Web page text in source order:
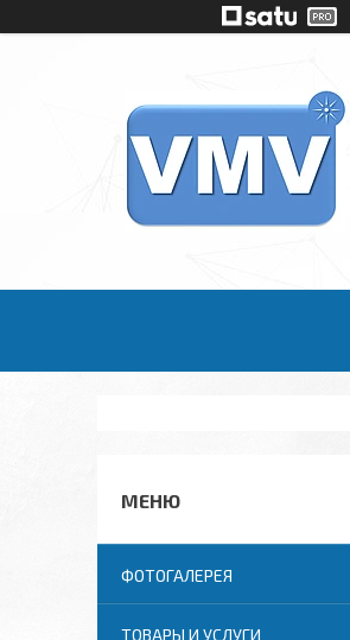
ФОТОГАЛЕРЕЯ
ТОВАРЫ И УСЛУГИ